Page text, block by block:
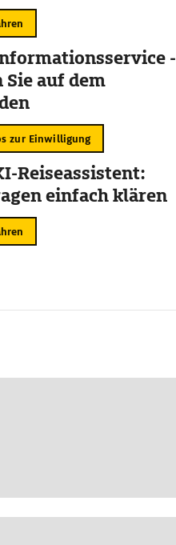
-
Sie auf dem
zur Einwilligung
Reiseassistent:
einfach klären